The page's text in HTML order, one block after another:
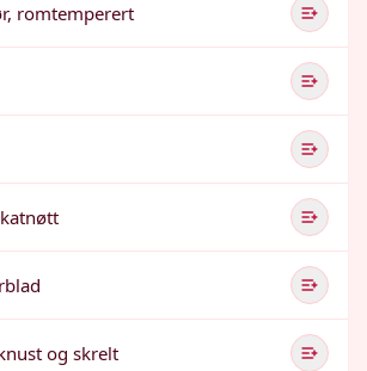
romtemperert
og skrelt